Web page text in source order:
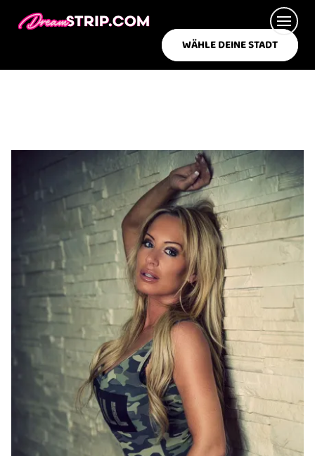
WÄHLE DEINE STADT
LIMOSTRIP
DREAM BOYS
DREAM GIRLS
STRETCHLIMOUSINE BUCHEN
PARTYBUS BUCHEN
EVENTS
JUNGGESELL(INN)ENABSCHIED - JGA
GEBURTSTAG FEIERN
LADIES NIGHT